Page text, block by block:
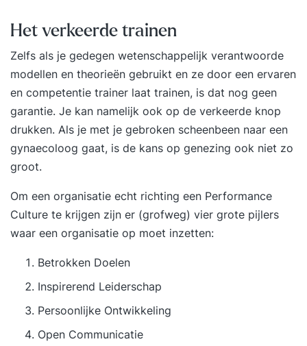
Tijdens je leertraject heb je twee
een korte toelichting op de theorie ontvangt.
Deze online gesprekken plan je in overleg met je
StudieCoach. Daarnaast kun je op elk moment bij
je StudieCoach terecht met vragen over de
inhoud van de lessen. Leerdoelen Je begrijpt de
basisprincipes van continue verbetering en kunt
deze toepassen binnen organisaties. Je past
verschillende verbeterfilosofieën en methodieken
toe om processen te optimaliseren. Je herkent
het belang van een passende organisatiecultuur
Je toont voorbeeldgedrag en stimuleert
leiderschap dat gericht is op continue
medewerkerbetrokkenheid en stimuleert
eigenaarschap bij verbeterinitiatieven. Je
Het verkeerde trainen
Zelfs als je gedegen wetenschappelijk verantwoorde
modellen en theorieën gebruikt en ze door een ervaren
en competentie trainer laat trainen, is dat nog geen
garantie. Je kan namelijk ook op de verkeerde knop
drukken. Als je met je gebroken scheenbeen naar een
gynaecoloog gaat, is de kans op genezing ook niet zo
groot.
Om een organisatie echt richting een Performance
Culture te krijgen zijn er (grofweg) vier grote pijlers
waar een organisatie op moet inzetten:
Betrokken Doelen
Inspirerend Leiderschap
Persoonlijke Ontwikkeling
Open Communicatie